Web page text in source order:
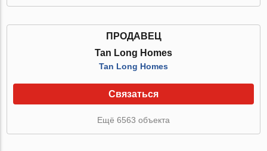
ПРОДАВЕЦ
Tan Long Homes
Tan Long Homes
Связаться
Ещё 6563 объекта